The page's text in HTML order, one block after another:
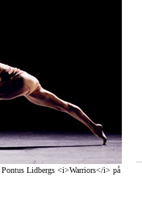
Lidbergs <i>Warriors</i> på